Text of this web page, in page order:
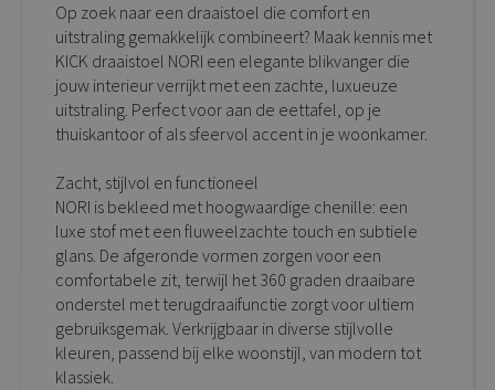
Op zoek naar een draaistoel die comfort en
uitstraling gemakkelijk combineert? Maak kennis met
KICK draaistoel NORI een elegante blikvanger die
jouw interieur verrijkt met een zachte, luxueuze
uitstraling. Perfect voor aan de eettafel, op je
thuiskantoor of als sfeervol accent in je woonkamer.
Zacht, stijlvol en functioneel
NORI is bekleed met hoogwaardige chenille: een
luxe stof met een fluweelzachte touch en subtiele
glans. De afgeronde vormen zorgen voor een
comfortabele zit, terwijl het 360 graden draaibare
onderstel met terugdraaifunctie zorgt voor ultiem
gebruiksgemak. Verkrijgbaar in diverse stijlvolle
kleuren, passend bij elke woonstijl, van modern tot
klassiek.